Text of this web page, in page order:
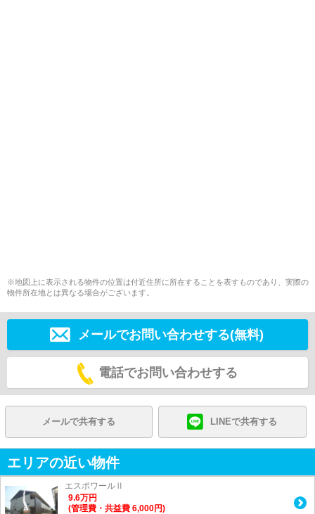
※地図上に表示される物件の位置は付近住所に所在することを表すものであり、実際の
物件所在地とは異なる場合がございます。
メールでお問い合わせする(無料)
電話でお問い合わせする
メールで共有する LINEで共有する
エリアの近い物件
エスポワールⅡ
9.6万円
(管理費・共益費 6,000円)